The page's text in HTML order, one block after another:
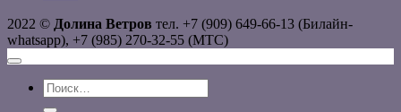
2022 © Долина Ветров тел. +7 (909) 649-66-13 (Билайн-
whatsapp), +7 (985) 270-32-55 (МТС)
Искать: